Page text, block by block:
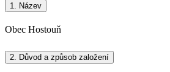
1. Název
Obec Hostouň
2. Důvod a způsob založení